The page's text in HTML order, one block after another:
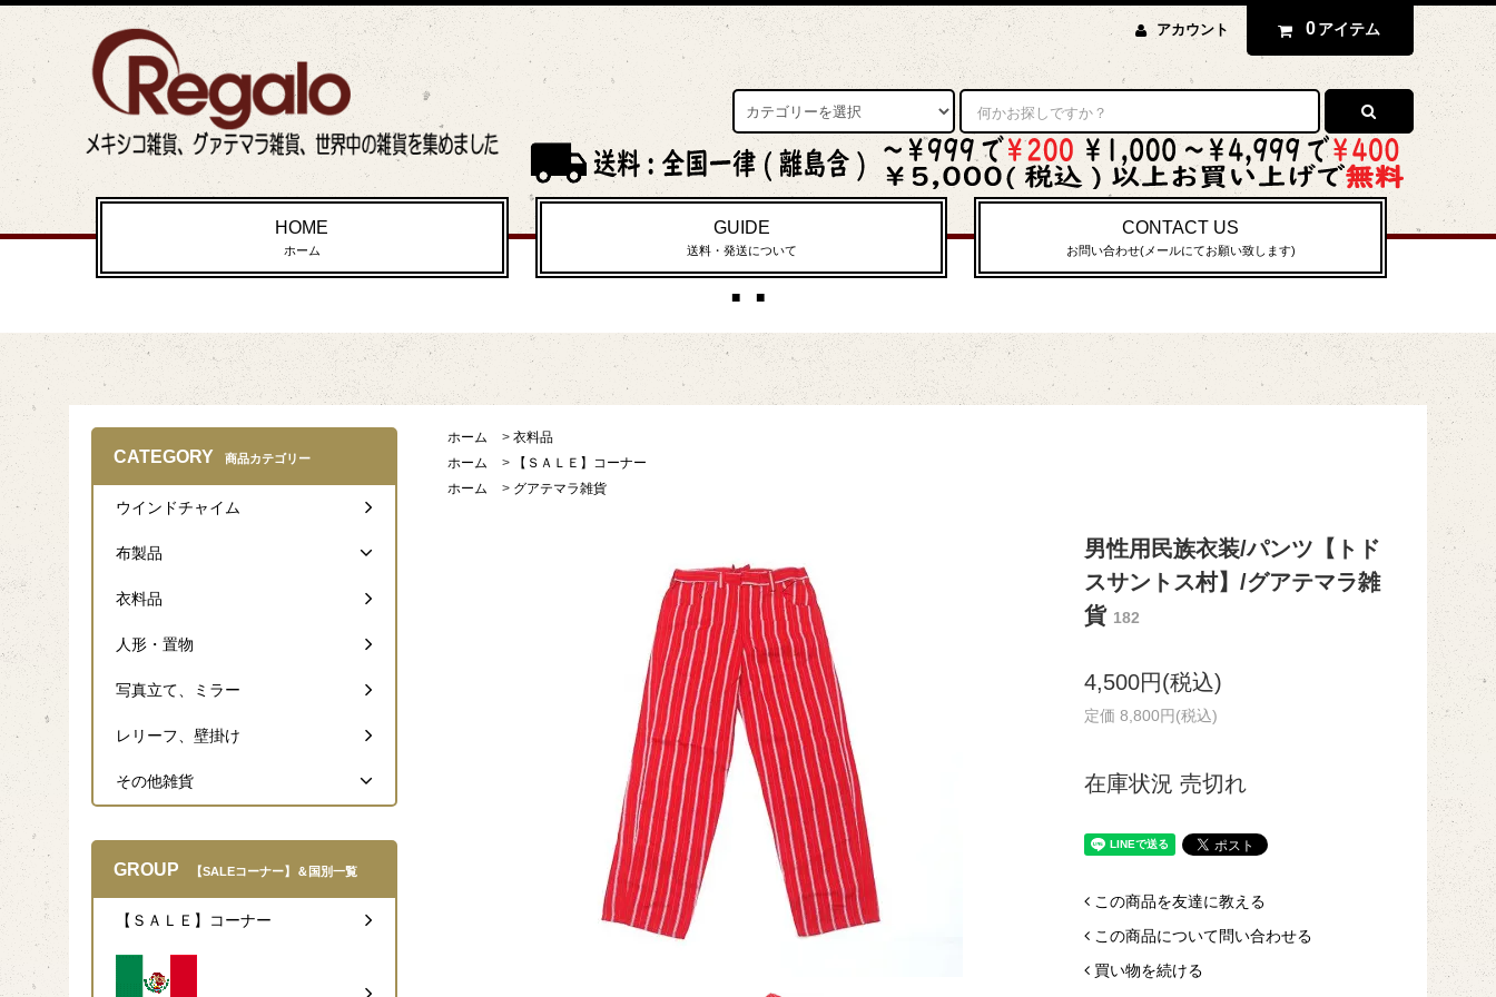
アカウント 0 アイテム
HOME
ホーム
GUIDE
送料・発送について
CONTACT US
お問い合わせ(メールにてお願い致します)
■ ■
ホーム > 衣料品
ホーム
>
【ＳＡＬＥ】コーナー
ホーム
> グアテマラ雑貨
男性用民族衣装/パンツ【トド
スサントス村】/グアテマラ雑
貨 182
4,500円(税込)
定価 8,800円(税込)
在庫状況 売切れ
この商品を友達に教える
この商品について問い合わせる
買い物を続ける
CATEGORY 商品カテゴリー
ウインドチャイム
布製品
衣料品
人形・置物
写真立て、ミラー
レリーフ、壁掛け
その他雑貨
GROUP 【SALEコーナー】＆国別一覧
【ＳＡＬＥ】コーナー